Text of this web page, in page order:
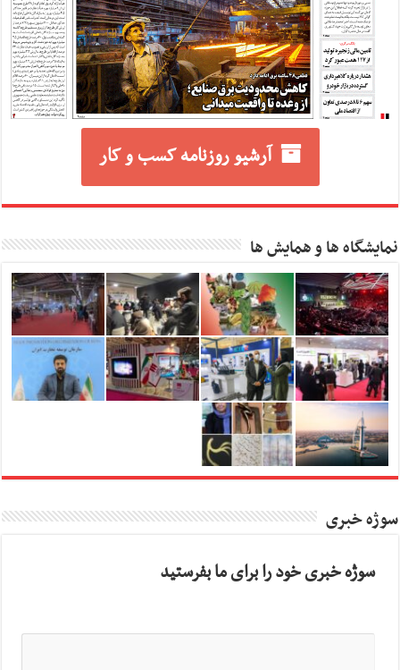
آرشیو روزنامه کسب و کار
نمایشگاه ها و همایش ها
سوژه خبری
سوژه خبری خود را برای ما بفرستید